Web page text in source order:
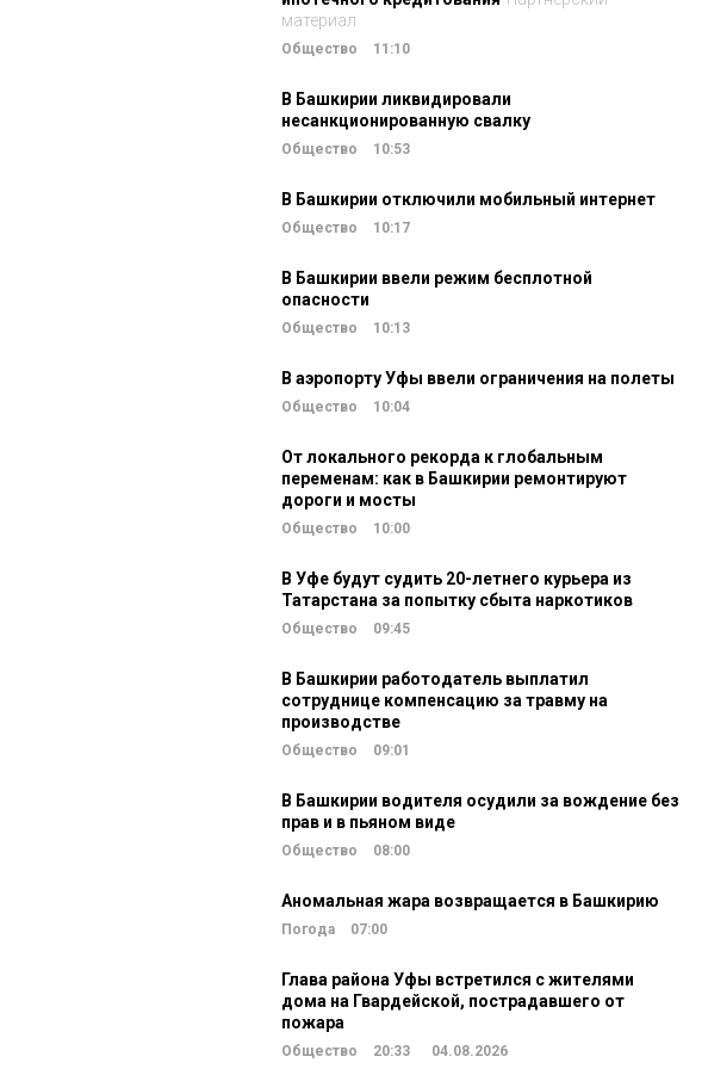
материал
Общество 11:10
В Башкирии ликвидировали
несанкционированную свалку
Общество 10:53
В Башкирии отключили мобильный интернет
Общество 10:17
В Башкирии ввели режим бесплотной
опасности
Общество 10:13
В аэропорту Уфы ввели ограничения на полеты
Общество 10:04
От локального рекорда к глобальным
переменам: как в Башкирии ремонтируют
дороги и мосты
Общество 10:00
В Уфе будут судить 20-летнего курьера из
Татарстана за попытку сбыта наркотиков
Общество 09:45
В Башкирии работодатель выплатил
сотруднице компенсацию за травму на
производстве
Общество 09:01
В Башкирии водителя осудили за вождение без
прав и в пьяном виде
Общество 08:00
Аномальная жара возвращается в Башкирию
Погода 07:00
Глава района Уфы встретился с жителями
дома на Гвардейской, пострадавшего от
пожара
Общество 20:33 04.08.2026